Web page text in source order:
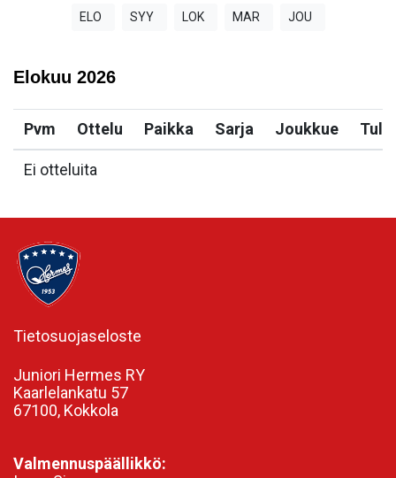
ELO SYY LOK MAR JOU
Elokuu 2026
Pvm Ottelu Paikka Sarja Joukkue
Ei otteluita
Tietosuojaseloste
Juniori Hermes RY
Kaarlelankatu 57
67100, Kokkola
Valmennuspäällikkö: